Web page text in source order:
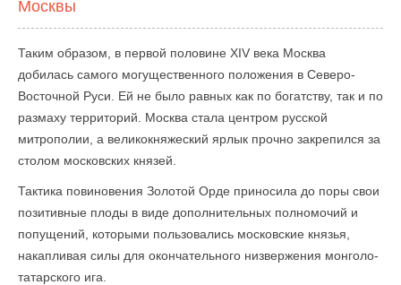
Москвы
Таким образом, в первой половине XIV века Москва
добилась самого могущественного положения в Северо-
Восточной Руси. Ей не было равных как по богатству, так и по
размаху территорий. Москва стала центром русской
митрополии, а великокняжеский ярлык прочно закрепился за
столом московских князей.
Тактика повиновения Золотой Орде приносила до поры свои
позитивные плоды в виде дополнительных полномочий и
попущений, которыми пользовались московские князья,
накапливая силы для окончательного низвержения монголо-
татарского ига.